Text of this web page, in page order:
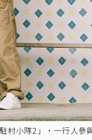
村小隊2」，一行人參